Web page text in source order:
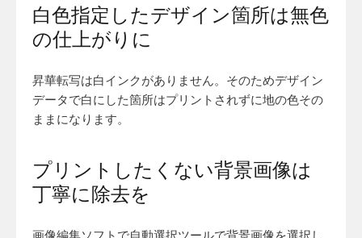
白色指定したデザイン箇所は無色
の仕上がりに
昇華転写は白インクがありません。そのためデザイン
データで白にした箇所はプリントされずに地の色その
ままになります。
プリントしたくない背景画像は
丁寧に除去を
画像編集ソフトで自動選択ツールで背景画像を選択し